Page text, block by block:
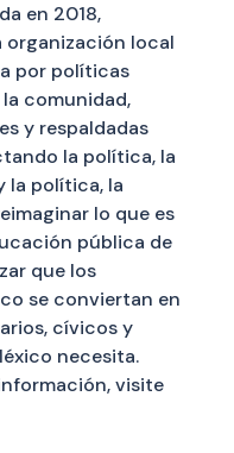
en 2018,
organización local
por políticas
comunidad,
y respaldadas
la política, la
la política, la
lo que es
pública de
que los
se conviertan en
cívicos y
necesita.
visite